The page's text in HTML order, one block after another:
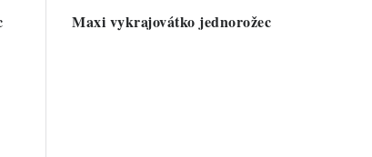
Maxi vykrajovátko jednorožec